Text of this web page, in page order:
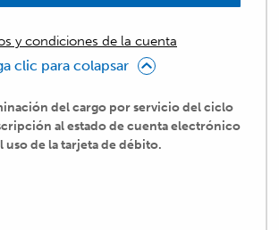
y condiciones de la cuenta
clic para colapsar
del cargo por servicio del ciclo
al estado de cuenta electrónico
uso de la tarjeta de débito.